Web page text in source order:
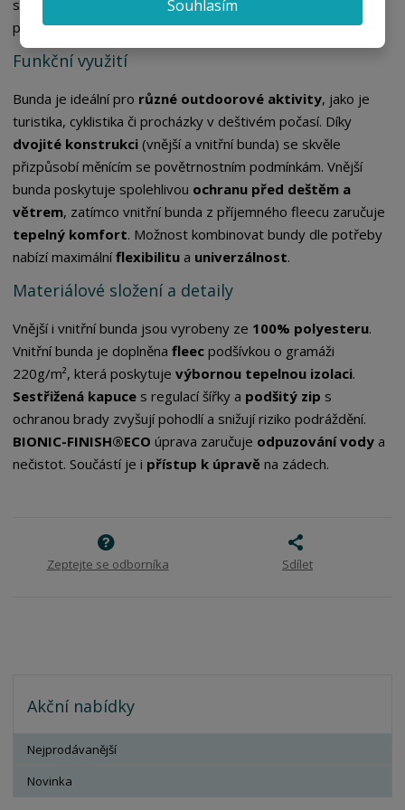
Souhlasím
snížené viditelnosti. Vnější i vnitřní bunda disponují
praktickýmikapsamipro uložení osobních věcí.
Funkční využití
Bunda je ideální pro různé outdoorové aktivity, jako je
turistika, cyklistika či procházky v deštivém počasí. Díky
dvojité konstrukci (vnější a vnitřní bunda) se skvěle
přizpůsobí měnícím se povětrnostním podmínkám. Vnější
bunda poskytuje spolehlivou ochranu před deštěm a
větrem, zatímco vnitřní bunda z příjemného fleecu zaručuje
tepelný komfort. Možnost kombinovat bundy dle potřeby
nabízí maximálníflexibilitu a univerzálnost.
Materiálové složení a detaily
Vnější i vnitřní bunda jsou vyrobeny ze 100% polyesteru.
Vnitřní bunda je doplněnafleec podšívkou o gramáži
220g/m², která poskytujevýbornou tepelnou izolaci.
Sestřižená kapuce s regulací šířky a podšitý zip s
ochranou brady zvyšují pohodlí a snižují riziko podráždění.
BIONIC-FINISH®ECO úprava zaručuje odpuzování vody a
nečistot. Součástí je i přístup k úpravě na zádech.
Zeptejte se odborníka Sdílet
Akční nabídky
Nejprodávanější
Novinka